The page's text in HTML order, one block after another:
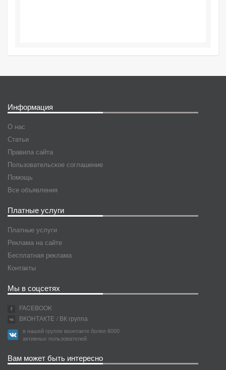
Информация
О нас
Статьи
Правила сайта
Пользовательское соглашение
Помощь
Все объявления
Платные услуги
Платные услуги
Реклама на сайте
Бесплатная реклама
Контакты
Мы в соцсетях
FACEBOOK
ВКОНТАКТЕ / ВК группа
в нашей группе вконтакте более 6000
активных пользователей
Вам может быть интересно